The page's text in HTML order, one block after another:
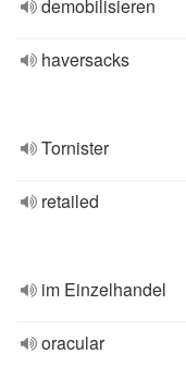
demobilisieren
haversacks
Tornister
retailed
im Einzelhandel
oracular